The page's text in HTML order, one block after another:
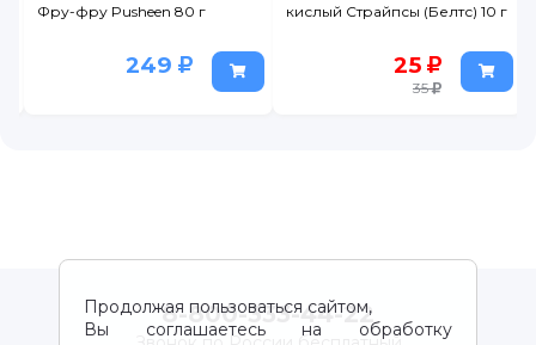
Фру-фру Pusheen 80 г
249
кислый Страйпсы (Белтс) 10 г
25
35
Продолжая пользоваться сайтом,
Вы соглашаетесь на обработку
8-800-333-44-22